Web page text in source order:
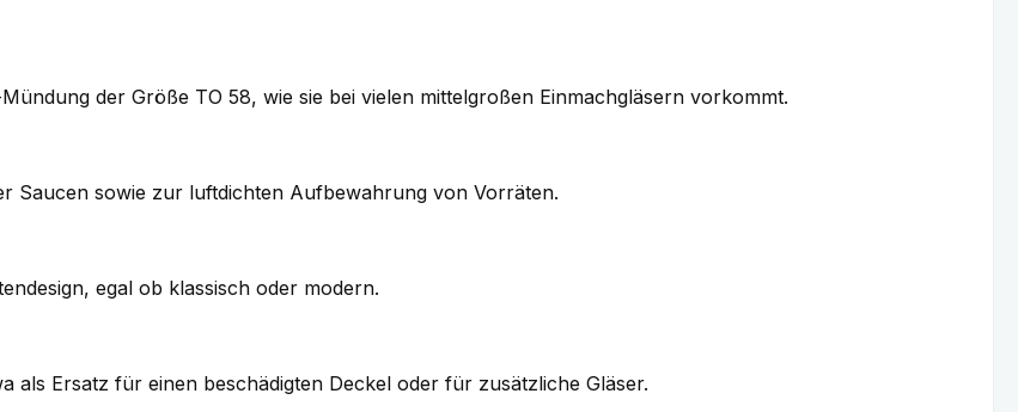
der Größe TO 58, wie sie bei vielen mittelgroßen Einmachgläsern vorkommt.
Saucen sowie zur luftdichten Aufbewahrung von Vorräten.
egal ob klassisch oder modern.
als Ersatz für einen beschädigten Deckel oder für zusätzliche Gläser.